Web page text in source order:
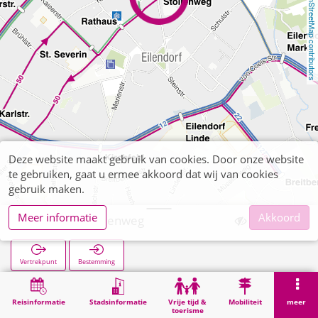
OpenStreetMap contributors
Reisinformatie Stadsinformatie
Vrije tijd &
toerisme
Mobiliteit meer
Eilendorf Stollenweg
Vertrekpunt Bestemming
Zoekopracht Eilendorf Stollenweg
Deze website maakt gebruik van cookies. Door onze website
te gebruiken, gaat u ermee akkoord dat wij van cookies
gebruik maken.
Meer informatie
Akkoord